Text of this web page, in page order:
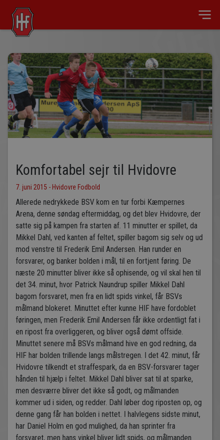
Komfortabel sejr til Hvidovre
7. juni 2015 - Hvidovre Fodbold
Allerede nedrykkede BSV kom en tur forbi Kæmpernes
Arena, denne søndag eftermiddag, og det blev Hvidovre, der
satte sig på kampen fra starten af. 11 minutter er spillet, da
Mikkel Dahl, ved kanten af feltet, spiller bagom sig selv og ud
mod venstre til Frederik Emil Andersen. Han runder en
forsvarer, og banker bolden i mål, til en fortjent føring. De
næste 20 minutter bliver ikke så ophisende, og vil skal hen til
det 34. minut, hvor Patrick Naundrup spiller Mikkel Dahl
bagom forsvaret, men fra en lidt spids vinkel, får BSVs
målmand blokeret. Minuttet efter kunne HIF have fordoblet
føringen, men Frederik Emil Andersen får ikke ordentligt fat i
en ripost fra overliggeren, og bliver også dømt offside.
Minuttet senere må BSVs målmand hive en god redning, da
HIF har bolden trillende langs målstregen. I det 42. minut, får
Hvidovre tilkendt et straffespark, da en BSV-forsvarer tager
hånden til hjælp i feltet. Mikkel Dahl bliver sat til at sparke,
men desværre bliver det ikke så godt, og målmanden
kommer ud i siden, og redder. Dahl løber dog riposten op, og
denne gang får han bolden i nettet. I halvlegens sidste minut,
har Daniel Holm en god mulighed, da han sprinter fra
forsvaret, men hans vinkel bliver lidt spids, og målmanden